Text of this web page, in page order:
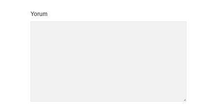
Yorum